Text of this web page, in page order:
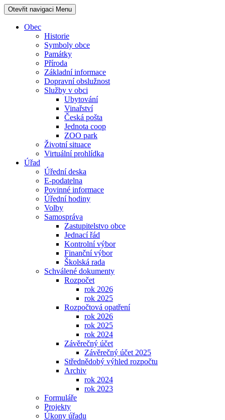
Otevřit navigaci Menu
Obec
Historie
Symboly obce
Památky
Příroda
Základní informace
Dopravní obslužnost
Služby v obci
Ubytování
Vinařství
Česká pošta
Jednota coop
ZOO park
Životní situace
Virtuální prohlídka
Úřad
Úřední deska
E-podatelna
Povinné informace
Úřední hodiny
Volby
Samospráva
Zastupitelstvo obce
Jednací řád
Kontrolní výbor
Finanční výbor
Školská rada
Schválené dokumenty
Rozpočet
rok 2026
rok 2025
Rozpočtová opatření
rok 2026
rok 2025
rok 2024
Závěrečný účet
Závěrečný účet 2025
Střednědobý výhled rozpočtu
Archiv
rok 2024
rok 2023
Formuláře
Projekty
Úkony úřadu